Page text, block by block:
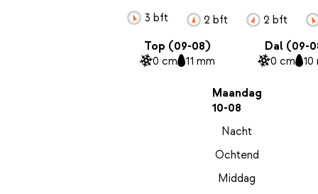
3 bft 2 bft
2 bft
Top (09-08)
0 cm 11 mm
Dal (09-
0 cm 10
Maandag
10-08
Nacht
Ochtend
Middag